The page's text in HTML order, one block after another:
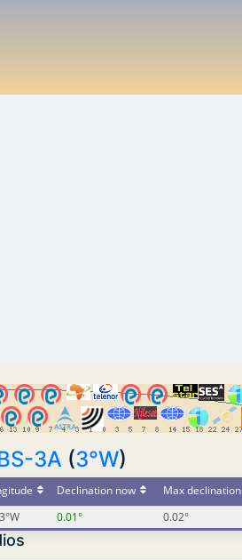
3A (3°W)
Declination now Max declination
0.01° 0.02°